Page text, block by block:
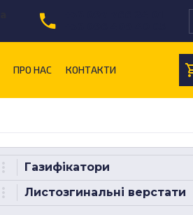
ПРО НАС КОНТАКТИ
Газифікатори
Листозгинальні верстати